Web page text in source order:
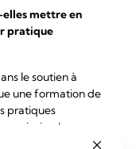
mettre en
pratique
le soutien à
une formation de
pratiques
ainsi qu’un